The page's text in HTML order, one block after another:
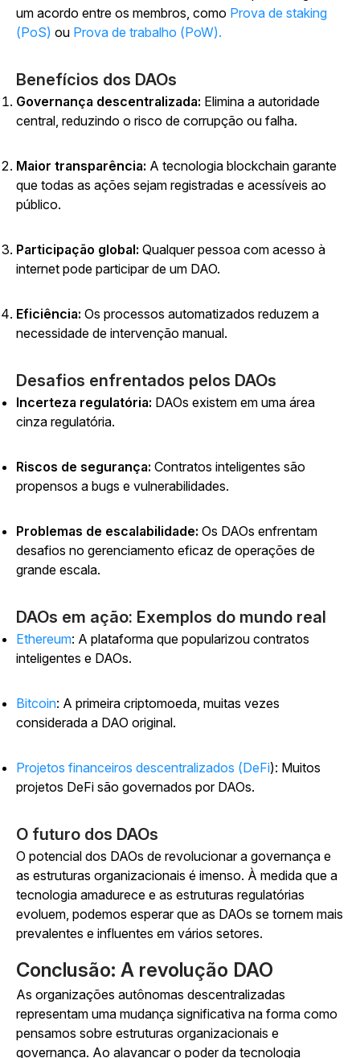
um acordo entre os membros, como Prova de staking
(PoS) ou Prova de trabalho (PoW).
Benefícios dos DAOs
Governança descentralizada: Elimina a autoridade
central, reduzindo o risco de corrupção ou falha.
Maior transparência: A tecnologia blockchain garante
que todas as ações sejam registradas e acessíveis ao
público.
Participação global: Qualquer pessoa com acesso à
internet pode participar de um DAO.
Eficiência: Os processos automatizados reduzem a
necessidade de intervenção manual.
Desafios enfrentados pelos DAOs
Incerteza regulatória: DAOs existem em uma área
cinza regulatória.
Riscos de segurança: Contratos inteligentes são
propensos a bugs e vulnerabilidades.
Problemas de escalabilidade: Os DAOs enfrentam
desafios no gerenciamento eficaz de operações de
grande escala.
DAOs em ação: Exemplos do mundo real
Ethereum: A plataforma que popularizou contratos
inteligentes e DAOs.
Bitcoin: A primeira criptomoeda, muitas vezes
considerada a DAO original.
Projetos financeiros descentralizados (DeFi): Muitos
projetos DeFi são governados por DAOs.
O futuro dos DAOs
O potencial dos DAOs de revolucionar a governança e
as estruturas organizacionais é imenso. À medida que a
tecnologia amadurece e as estruturas regulatórias
evoluem, podemos esperar que as DAOs se tornem mais
prevalentes e influentes em vários setores.
Conclusão: A revolução DAO
As organizações autônomas descentralizadas
representam uma mudança significativa na forma como
pensamos sobre estruturas organizacionais e
governança. Ao alavancar o poder da tecnologia